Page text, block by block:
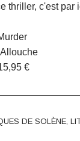
thriller, c'est par
€
DE SOLÈNE,